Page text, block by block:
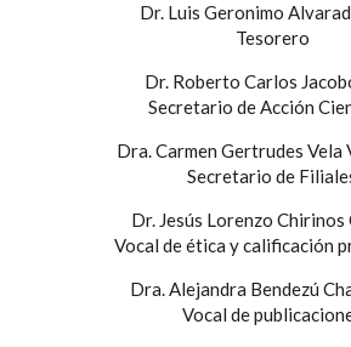
Dr. Luis Geronimo
Tesorero
Dr. Roberto Carlos
Secretario de Acción
Dra. Carmen Gertrudes Vela
Secretario de
Dr. Jesús Lorenzo Chirinos
Vocal de ética y calificación
Dra. Alejandra Bendezú
Vocal de